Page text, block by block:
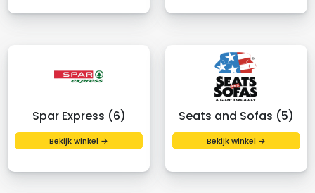
Spar Express (6)
Bekijk winkel →
Seats and Sofas (5)
Bekijk winkel →